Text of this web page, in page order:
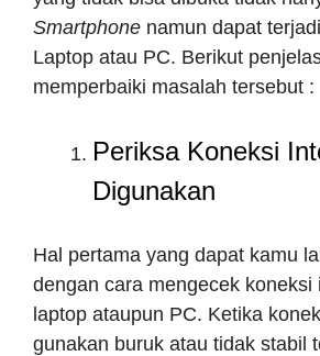
Smartphone namun dapat
Laptop atau PC. Berikut
memperbaiki masalah tersebut :
Periksa Koneksi
Digunakan
Hal pertama yang dapat kamu
dengan cara mengecek koneksi
laptop ataupun PC. Ketika
gunakan buruk atau tidak stabil